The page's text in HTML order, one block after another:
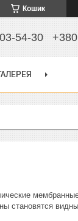
Кошик
54-30
становятся